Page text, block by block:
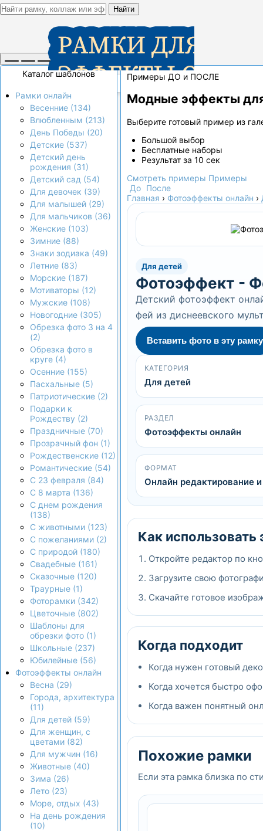
Найти
Каталог шаблонов
Рамки онлайн
Весенние (134)
Влюбленным (213)
День Победы (20)
Детские (537)
Детский день
рождения (31)
Детский сад (54)
Для девочек (39)
Для малышей (29)
Для мальчиков (36)
Женские (103)
Зимние (88)
Знаки зодиака (49)
Летние (83)
Морские (187)
Мотиваторы (12)
Мужские (108)
Новогодние (305)
Обрезка фото 3 на 4
(2)
Обрезка фото в
круге (4)
Осенние (155)
Пасхальные (5)
Патриотические (2)
Подарки к
Рождеству (2)
Праздничные (70)
Прозрачный фон (1)
Рождественские (12)
Романтические (54)
С 23 февраля (84)
С 8 марта (136)
С днем рождения
(138)
С животными (123)
С пожеланиями (2)
С природой (180)
Свадебные (161)
Сказочные (120)
Траурные (1)
Фоторамки (342)
Цветочные (802)
Шаблоны для
обрезки фото (1)
Школьные (237)
Юбилейные (56)
Фотоэффекты онлайн
Весна (29)
Города, архитектура
(11)
Для детей (59)
Для женщин, с
цветами (82)
Для мужчин (16)
Животные (40)
Зима (26)
Лето (23)
Море, отдых (43)
На день рождения
(10)
Примеры ДО и ПОСЛЕ
Модные эффекты
Выберите готовый пример из
Большой выбор
Бесплатные наборы
Результат за 10 сек
Смотреть примеры Примеры
До После
Главная › Фотоэффекты онлайн ›
Для детей
Фотоэффект -
Детский фотоэффект
фей из диснеевского
Вставить фото в эту рамку
КАТЕГОРИЯ
Для детей
РАЗДЕЛ
Фотоэффекты онлайн
ФОРМАТ
Онлайн редактирование
Как использовать
Откройте редактор по
Загрузите свою
Скачайте готовое
Когда подходит
Когда нужен готовый
Когда хочется быстро
Когда важен понятный
Похожие рамки
Если эта рамка близка по